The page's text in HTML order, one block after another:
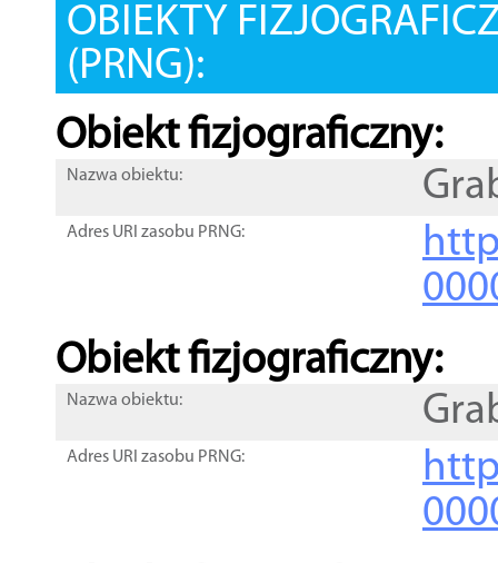
OBIEKTY
(PRNG):
Obiekt fizjograficzny:
Nazwa obiektu:
Adres URI zasobu PRNG:
Obiekt fizjograficzny:
Nazwa obiektu:
Adres URI zasobu PRNG: